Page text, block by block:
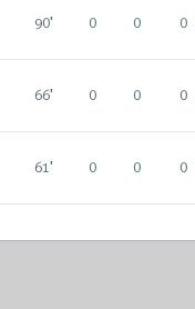
90' 0 0 0
66' 0 0 0
61' 0 0 0